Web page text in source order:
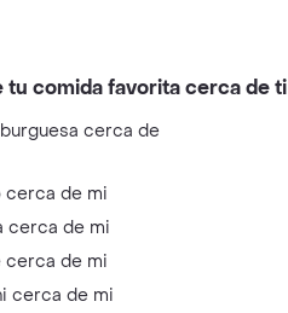
tu comida favorita cerca de ti
cerca de
cerca de mi
cerca de mi
cerca de mi
cerca de mi